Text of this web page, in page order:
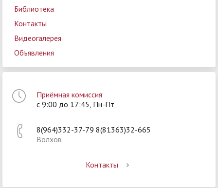
Библиотека
Контакты
Видеогалерея
Объявления
Приёмная комиссия
с 9:00 до 17:45, Пн-Пт
8(964)332-37-79 8(81363)32-665
Волхов
Контакты